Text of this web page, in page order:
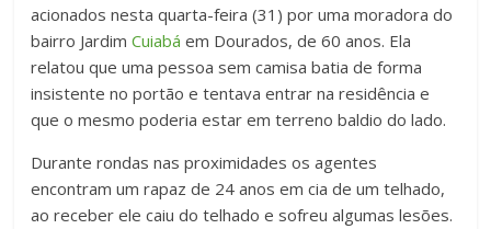
acionados nesta quarta-feira (31) por uma moradora do
bairro JardimCuiabá em Dourados, de 60 anos. Ela
relatou que uma pessoa sem camisa batia de forma
insistente no portão e tentava entrar na residência e
que o mesmo poderia estar em terreno baldio do lado.
Durante rondas nas proximidades os agentes
encontram um rapaz de 24 anos em cia de um telhado,
ao receber ele caiu do telhado e sofreu algumas lesões.